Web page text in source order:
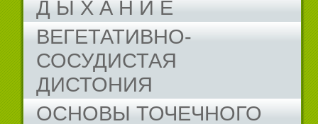
Д Ы Х А Н И Е
ВЕГЕТАТИВНО-
СОСУДИСТАЯ
ДИСТОНИЯ
ОСНОВЫ ТОЧЕЧНОГО